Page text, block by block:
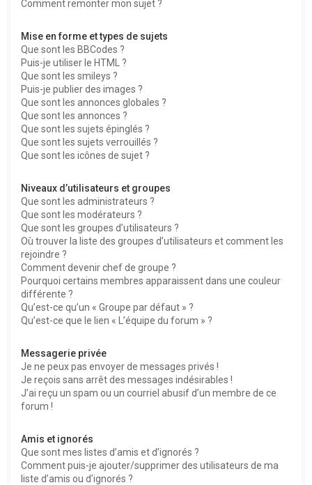
Comment remonter mon sujet ?
Mise en forme et types de sujets
Que sont les BBCodes ?
Puis-je utiliser le HTML ?
Que sont les smileys ?
Puis-je publier des images ?
Que sont les annonces globales ?
Que sont les annonces ?
Que sont les sujets épinglés ?
Que sont les sujets verrouillés ?
Que sont les icônes de sujet ?
Niveaux d’utilisateurs et groupes
Que sont les administrateurs ?
Que sont les modérateurs ?
Que sont les groupes d’utilisateurs ?
Où trouver la liste des groupes d’utilisateurs et comment les
rejoindre ?
Comment devenir chef de groupe ?
Pourquoi certains membres apparaissent dans une couleur
différente ?
Qu’est-ce qu’un « Groupe par défaut » ?
Qu’est-ce que le lien « L’équipe du forum » ?
Messagerie privée
Je ne peux pas envoyer de messages privés !
Je reçois sans arrêt des messages indésirables !
J’ai reçu un spam ou un courriel abusif d’un membre de ce
forum !
Amis et ignorés
Que sont mes listes d’amis et d’ignorés ?
Comment puis-je ajouter/supprimer des utilisateurs de ma
liste d’amis ou d’ignorés ?